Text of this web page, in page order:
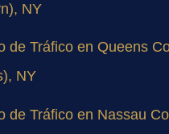
NY
de Tráfico en Queens
NY
de Tráfico en Nassau